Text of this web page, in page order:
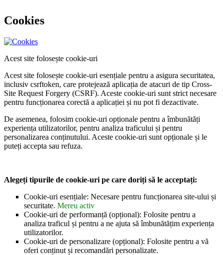
Cookies
Acest site folosește cookie-uri
Acest site folosește cookie-uri esențiale pentru a asigura securitatea,
inclusiv csrftoken, care protejează aplicația de atacuri de tip Cross-
Site Request Forgery (CSRF). Aceste cookie-uri sunt strict necesare
pentru funcționarea corectă a aplicației și nu pot fi dezactivate.
De asemenea, folosim cookie-uri opționale pentru a îmbunătăți
experiența utilizatorilor, pentru analiza traficului și pentru
personalizarea conținutului. Aceste cookie-uri sunt opționale și le
puteți accepta sau refuza.
Alegeți tipurile de cookie-uri pe care doriți să le acceptați:
Cookie-uri esențiale: Necesare pentru funcționarea site-ului și
securitate. Mereu activ
Cookie-uri de performanță (opțional): Folosite pentru a
analiza traficul și pentru a ne ajuta să îmbunătățim experiența
utilizatorilor.
Cookie-uri de personalizare (opțional): Folosite pentru a vă
oferi conținut și recomandări personalizate.